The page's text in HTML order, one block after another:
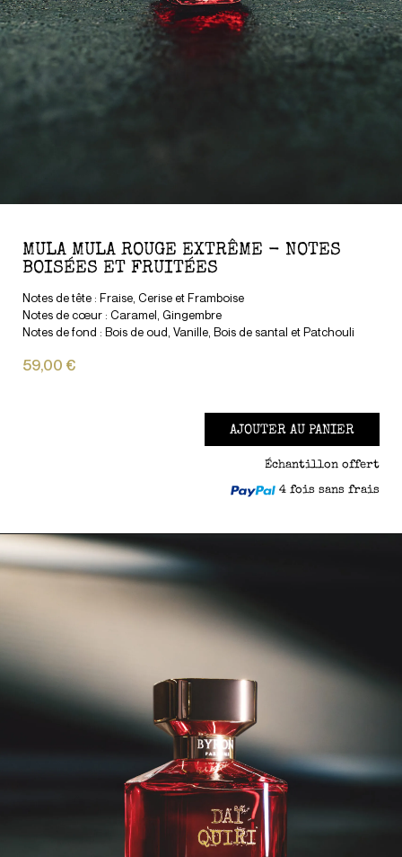
MULA MULA ROUGE EXTRÊME - NOTES
BOISÉES ET FRUITÉES
Notes de tête : Fraise, Cerise et Framboise
Notes de cœur : Caramel, Gingembre
Notes de fond : Bois de oud, Vanille, Bois de santal et Patchouli
59,00 €
AJOUTER AU PANIER
Échantillon offert
4 fois sans frais